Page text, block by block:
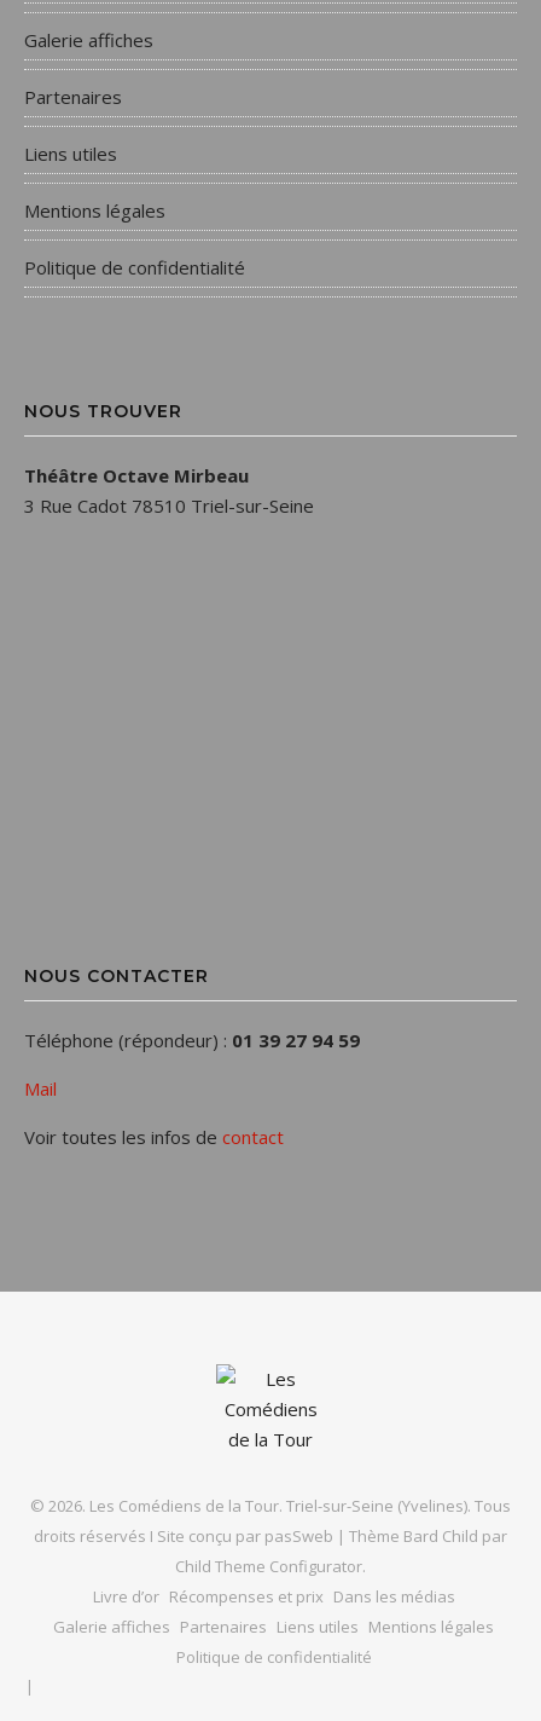
Galerie affiches
Partenaires
Liens utiles
Mentions légales
Politique de confidentialité
NOUS TROUVER
Théâtre Octave Mirbeau
3 Rue Cadot 78510 Triel-sur-Seine
NOUS CONTACTER
Téléphone (répondeur) : 01 39 27 94 59
Mail
Voir toutes les infos de contact
© 2026. Les Comédiens de la Tour. Triel-sur-Seine (Yvelines). Tous
droits réservés I Site conçu par pasSweb | Thème Bard Child par
Child Theme Configurator.
Livre d’or Récompenses et prix Dans les médias
Galerie affiches Partenaires Liens utiles Mentions légales
Politique de confidentialité